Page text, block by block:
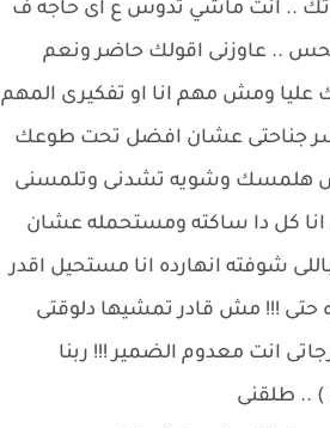
.. انت ماشي تدوس ع اى حاجه ف
.. عاوزنى اقولك حاضر ونعم
ومش مهم انا او تفكيرى المهم
جناحتى عشان افضل تحت طوعك
هلمسك وشويه تشدنى وتلمسنى
كل دا ساكته ومستحمله عشان
شوفته انهارده انا مستحيل اقدر
حتى !!! مش قادر تمشيها دلوقتى
انت معدوم الضمير !!! ربنا
) .. طلقنى